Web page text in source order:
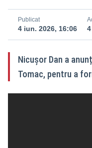
Publicat
4 iun. 2026, 16:06
Nicușor Dan a
Tomac, pentru a